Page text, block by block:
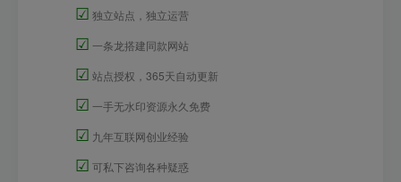
☑ 独立站点，独立运营
☑ 一条龙搭建同款网站
☑ 站点授权，365天自动更新
☑ 一手无水印资源永久免费
☑ 九年互联网创业经验
☑ 可私下咨询各种疑惑